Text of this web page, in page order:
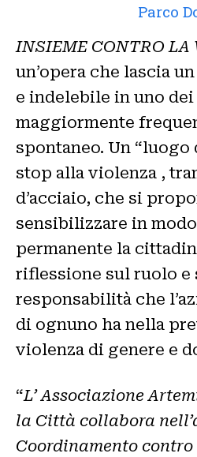
Parco
INSIEME CONTRO LA
un’opera che lascia
e indelebile in uno
maggiormente
spontaneo. Un “luogo
stop alla violenza ,
d’acciaio, che si
sensibilizzare in
permanente la
riflessione sul ruolo e
responsabilità che
di ognuno ha nella
violenza di genere e
“L’ Associazione
la Città collabora
Coordinamento